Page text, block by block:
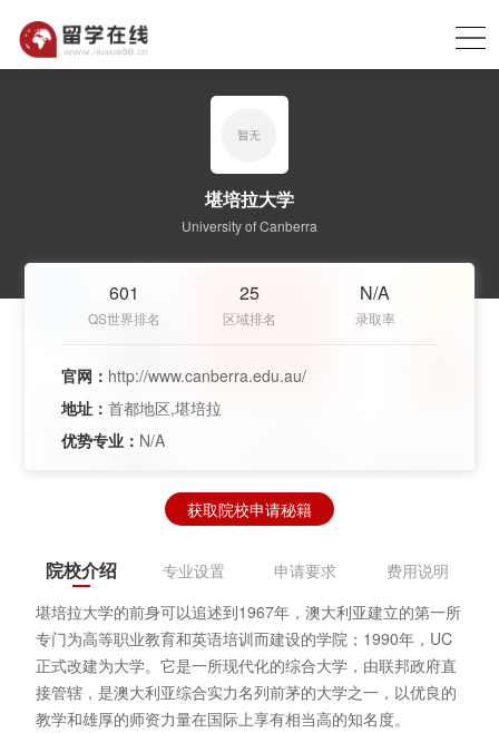
堪培拉大学
University of Canberra
601
QS世界排名
25
区域排名
N/A
录取率
官网： http://www.canberra.edu.au/
地址： 首都地区,堪培拉
优势专业： N/A
获取院校申请秘籍
院校介绍 专业设置 申请要求
费用说明
堪培拉大学的前身可以追述到1967年，澳大利亚建立的第一所
专门为高等职业教育和英语培训而建设的学院；1990年，UC
正式改建为大学。它是一所现代化的综合大学，由联邦政府直
接管辖，是澳大利亚综合实力名列前茅的大学之一，以优良的
教学和雄厚的师资力量在国际上享有相当高的知名度。